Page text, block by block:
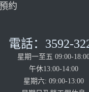
約
電話：3592-
星期一至五 09:00-
午休13:00-14:00
星期六: 09:00-13:00